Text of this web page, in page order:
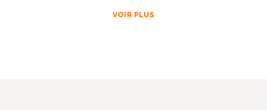
VOIR PLUS